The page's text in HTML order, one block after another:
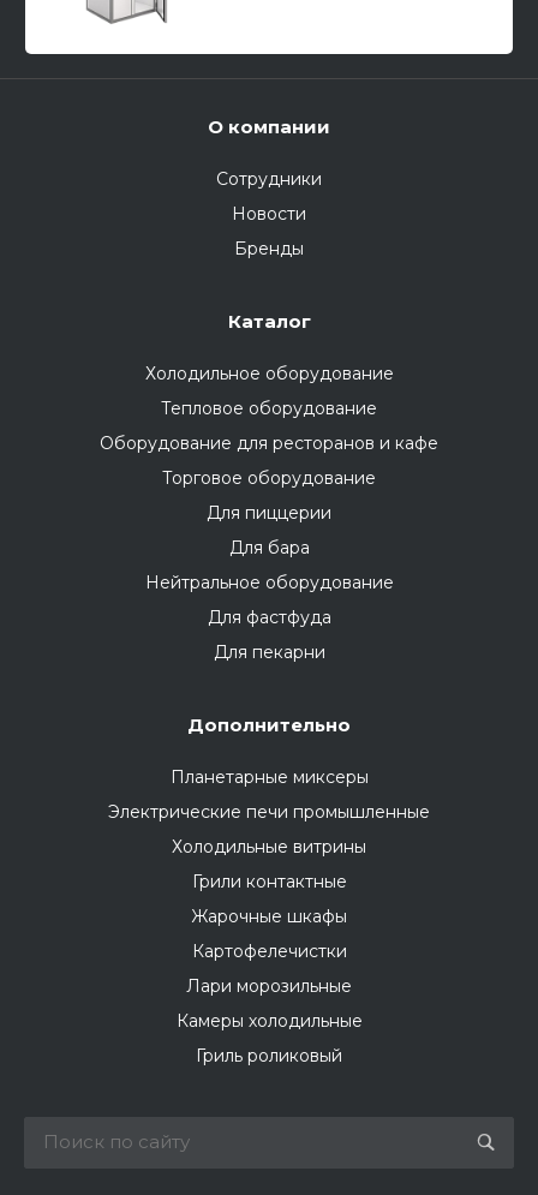
О компании
Сотрудники
Новости
Бренды
Каталог
Холодильное оборудование
Тепловое оборудование
Оборудование для ресторанов и кафе
Торговое оборудование
Для пиццерии
Для бара
Нейтральное оборудование
Для фастфуда
Для пекарни
Дополнительно
Планетарные миксеры
Электрические печи промышленные
Холодильные витрины
Грили контактные
Жарочные шкафы
Картофелечистки
Лари морозильные
Камеры холодильные
Гриль роликовый